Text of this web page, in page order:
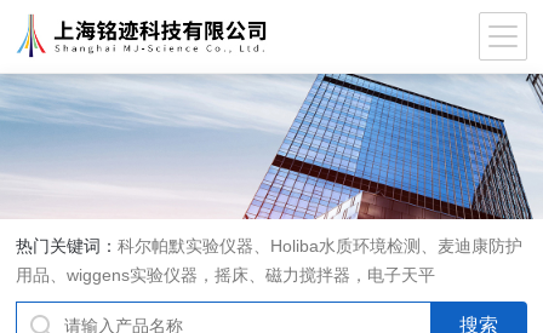
热门关键词：科尔帕默实验仪器、Holiba水质环境检测、麦迪康防护
用品、wiggens实验仪器，摇床、磁力搅拌器，电子天平